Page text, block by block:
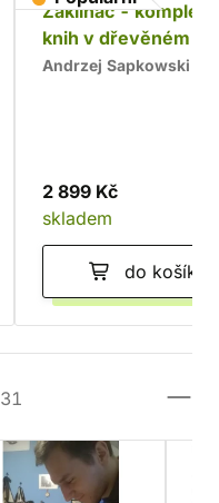
Zaklínač - komplet
knih v dřevěném
Chrám
Andrzej Sapkowski
2 899 Kč
skladem
do košíku
31